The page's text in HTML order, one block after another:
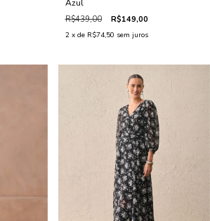
Azul
R$439,00 R$149,00
2 x de R$74,50 sem juros